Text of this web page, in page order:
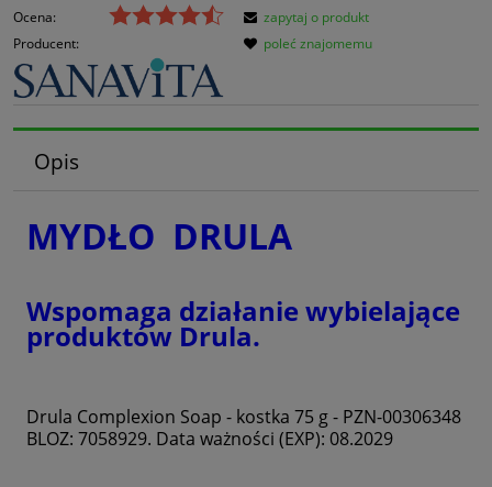
Ocena:
Producent:
zapytaj o produkt
poleć znajomemu
Opis
MYDŁO DRULA
Wspomaga działanie wybielające
produktów Drula.
Drula Complexion Soap - kostka 75 g - PZN-00306348
BLOZ: 7058929. Data ważności (EXP): 08.2029